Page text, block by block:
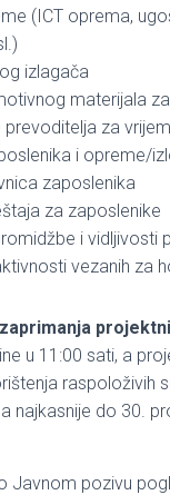
(ICT oprema,
izlagača
materijala
prevoditelja za
i opreme/
zaposlenika
za zaposlenike
i vidljivosti
vezanih za
u 11:00 sati, a
raspoloživih
najkasnije do 30.
Javnom pozivu